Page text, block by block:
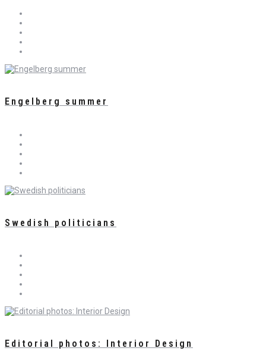
Engelberg summer
Swedish politicians
Editorial photos: Interior Design